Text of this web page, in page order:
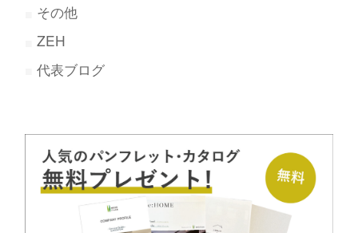
その他
ZEH
代表ブログ